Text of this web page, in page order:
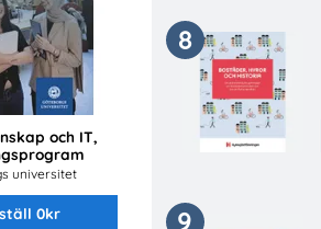
och IT,
2027
universitet
0kr
8
9